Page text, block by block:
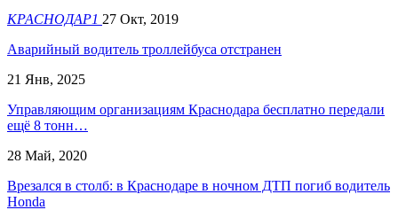
КРАСНОДАР1 27 Окт, 2019
Аварийный водитель троллейбуса отстранен
21 Янв, 2025
Управляющим организациям Краснодара бесплатно передали
ещё 8 тонн…
28 Май, 2020
Врезался в столб: в Краснодаре в ночном ДТП погиб водитель
Honda